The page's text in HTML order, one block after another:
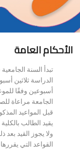
الأحكام العامة
تبدأ السنة
الدراسة ثلاثين
أسبوعين وفقًا
الجامعة مراعاة
قبل المواعيد
يقيد الطالب
ولا يجوز القيد
القواعد التي